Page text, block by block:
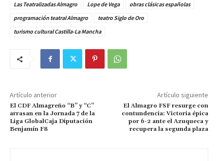
Las Teatralizadas Almagro
Lope de Vega
obras clásicas españolas
programación teatral Almagro
teatro Siglo de Oro
turismo cultural Castilla-La Mancha
Artículo anterior
El CDF Almagreño “B” y “C”
arrasan en la Jornada 7 de la
Liga GlobalCaja Diputación
Benjamín F8
Artículo siguiente
El Almagro FSF resurge con
contundencia: Victoria épica
por 6-2 ante el Azuqueca y
recupera la segunda plaza